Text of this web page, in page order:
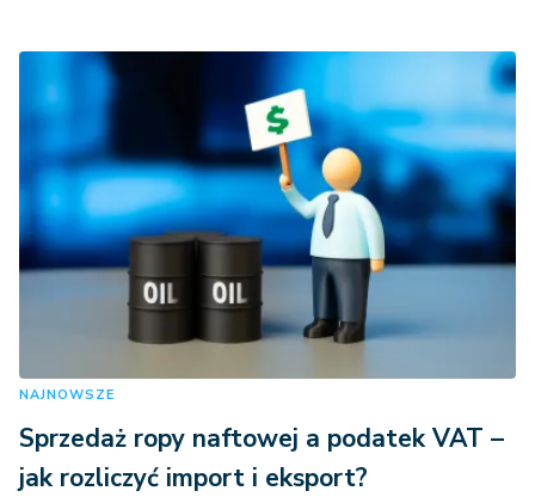
NAJNOWSZE
Sprzedaż ropy naftowej a podatek VAT –
jak rozliczyć import i eksport?